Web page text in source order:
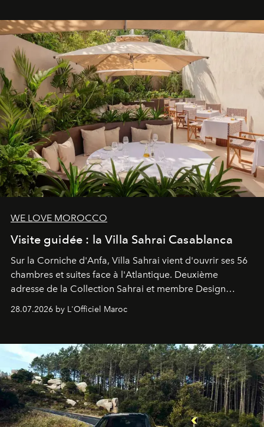
entièreté, entre science des émotions et rituels
reposants.
WE LOVE MOROCCO
Visite guidée : la Villa Sahrai Casablanca
Sur la Corniche d'Anfa, Villa Sahrai vient d'ouvrir ses 56
chambres et suites face à l'Atlantique. Deuxième
adresse de la Collection Sahrai et membre Design
Hotels, ce boutique-hôtel cinq étoiles signé Christophe
Pillet promet un lieu de vie complet. On y a déjeuné…
28.07.2026 by L'Officiel Maroc